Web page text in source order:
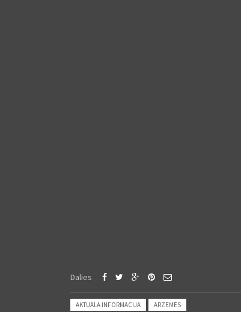
Dalies
Posted in:
AKTUĀLA INFORMĀCIJA ĀRZEMĒS